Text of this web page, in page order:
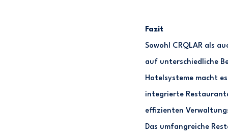
Fazit
Sowohl CRQLAR als
auf unterschiedliche
Hotelsysteme macht
integrierte
effizienten
Das umfangreiche